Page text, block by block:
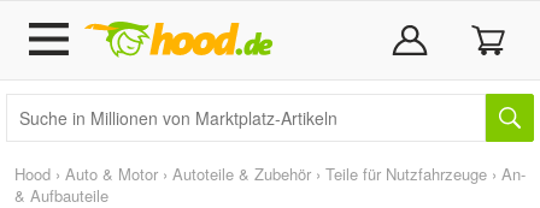
Hood › Auto & Motor › Autoteile & Zubehör › Teile für Nutzfahrzeuge › An-
& Aufbauteile